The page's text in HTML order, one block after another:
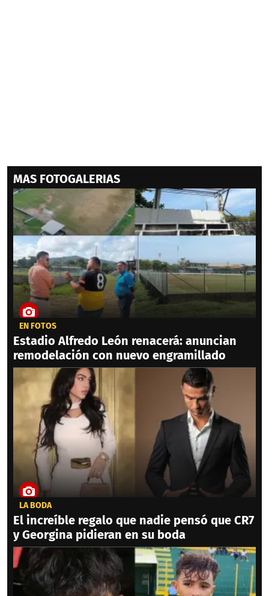
MAS FOTOGALERIAS
EN FOTOS
Estadio Alfredo León renacerá: anuncian
remodelación con nuevo engramillado
LA BODA
El increíble regalo que nadie pensó que CR7
y Georgina pidieran en su boda